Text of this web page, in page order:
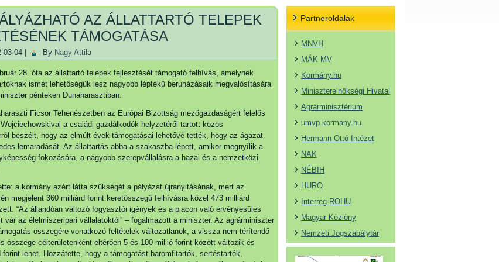
AZ ÁLLATTARTÓ TELEPEK
TÁMOGATÁSA
03-04 By Nagy Attila
28. óta az állattartó telepek fejlesztését támogató felhívás, amelynek
ismét lehetőségük lesz nagyobb léptékű beruházásaik megvalósítására
pénteken Dunaharasztiban.
Ficsor Tehenészetben az Európai Bizottság mezőgazdaságért felelős
a családi gazdálkodók helyzetéről tartott közös
beszélt, hogy az elmúlt évek támogatásai lehetővé tették, hogy az ágazat
lemaradását. Az állattartás abba a szakaszba lépett, amikor megnyílik a
fokozására, a nagyobb szerepvállalásra a hazai és a nemzetközi
a kormány azért látta szükségét a pályázat újranyitásának, mert az
megjelent 360 milliárd forint keretösszegű felhívásra közel 473 milliárd
“Az állandóan változó fogyasztói igények és a piacon való érvényesülés
vár az élelmiszeripari vállalatoktól” – fogalmazott a miniszter. Az agrárminiszter
összegére vonatkozó feltételek változatlanok, a vissza nem térítendő
összege célterületenként eltérően 5 és 100 millió forint között változik és
forint lehet. Hozzátette, hogy a támogatást baromfitartók, sertéstartók,
Partneroldalak
MNVH
MÁK MV
Kormány.hu
Miniszterelnökségi Hivatal
Agrárminisztérium
umvp.kormany.hu
Hermann Ottó Intézet
NAK
NÉBIH
HURO
Interreg-ROHU
Magyar Közlöny
Nemzeti Jogszabálytár